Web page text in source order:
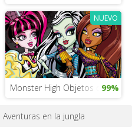
NUEVO
Monster High Objetos ocultos
99%
Aventuras en la jungla